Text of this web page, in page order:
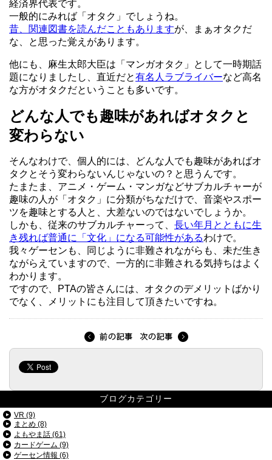
経済界代表です。
一般的にみれば「オタク」でしょうね。
昔、関連図書を読んだこともありますが、まぁオタクだ
な、と思った覚えがあります。
他にも、麻生太郎大臣は「マンガオタク」として一時期話
題になりましたし、直近だと有名人ラブライバーなど高名
な方がオタクだということも多いです。
どんな人でも趣味があればオタクと
変わらない
そんなわけで、個人的には、どんな人でも趣味があればオ
タクとそう変わらないんじゃないの？と思うんです。
たまたま、アニメ・ゲーム・マンガなどサブカルチャーが
趣味の人が「オタク」に分類がちなだけで、音楽やスポー
ツを趣味とする人と、大差ないのではないでしょうか。
しかも、従来のサブカルチャーって、 長い年月とともに生
き残れば普通に「文化」になる可能性があるわけで。
我々ゲーセンも、同じように非難されながらも、未だ生き
ながらえていますので、一方的に非難される気持ちはよく
わかります。
ですので、PTAの皆さんには、オタクのデメリットばかり
でなく、メリットにも注目して頂きたいですね。
ブログカテゴリー
VR (9)
まとめ (8)
よもやま話 (61)
カードゲーム (9)
ゲーセン情報 (6)